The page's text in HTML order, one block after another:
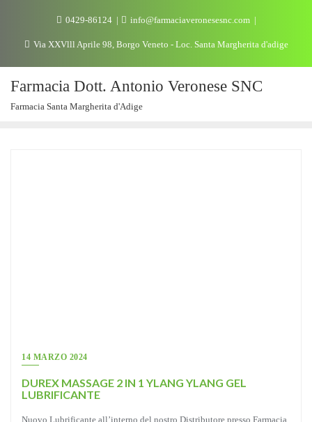
0429-86124 info@farmaciaveronesesnc.com
Via XXVlll Aprile 98, Borgo Veneto - Loc. Santa Margherita d'adige
Farmacia Dott. Antonio Veronese SNC
Farmacia Santa Margherita d'Adige
14 MARZO 2024
DUREX MASSAGE 2 IN 1 YLANG YLANG GEL
LUBRIFICANTE
Nuovo Lubrificante all’interno del nostro Distributore presso Farmacia